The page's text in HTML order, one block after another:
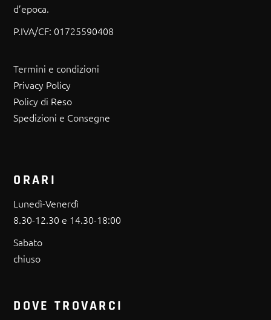
d’epoca.
P.IVA/CF: 01725590408
Termini e condizioni
Privacy Policy
Policy di Reso
Spedizioni e Consegne
ORARI
Lunedì-Venerdì
8.30-12.30 e 14.30-18:00
Sabato
chiuso
DOVE TROVARCI